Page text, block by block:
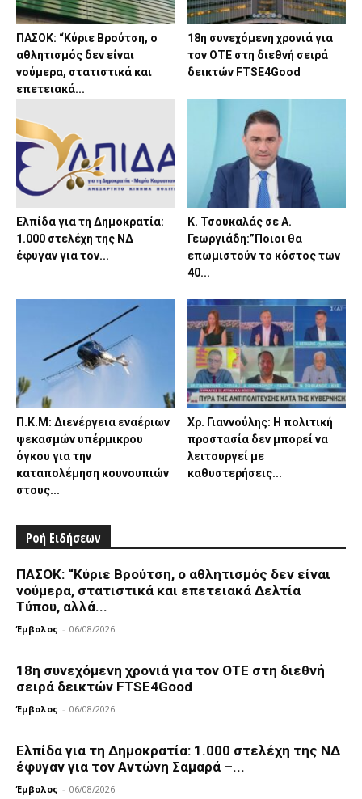
ΠΑΣΟΚ: “Κύριε Βρούτση, ο
αθλητισμός δεν είναι
νούμερα, στατιστικά και
επετειακά...
18η συνεχόμενη χρονιά για
τον ΟΤΕ στη διεθνή σειρά
δεικτών FTSE4Good
Ελπίδα για τη Δημοκρατία:
1.000 στελέχη της ΝΔ
έφυγαν για τον...
Κ. Τσουκαλάς σε Α.
Γεωργιάδη:”Ποιοι θα
επωμιστούν το κόστος των
40...
Π.Κ.Μ: Διενέργεια εναέριων
ψεκασμών υπέρμικρου
όγκου για την
καταπολέμηση κουνουπιών
στους...
Χρ. Γιαννούλης: Η πολιτική
προστασία δεν μπορεί να
λειτουργεί με
καθυστερήσεις...
Ροή Ειδήσεων
ΠΑΣΟΚ: “Κύριε Βρούτση, ο αθλητισμός δεν είναι
νούμερα, στατιστικά και επετειακά Δελτία
Τύπου, αλλά...
Έμβολος - 06/08/2026
18η συνεχόμενη χρονιά για τον ΟΤΕ στη διεθνή
σειρά δεικτών FTSE4Good
Έμβολος - 06/08/2026
Ελπίδα για τη Δημοκρατία: 1.000 στελέχη της ΝΔ
έφυγαν για τον Αντώνη Σαμαρά –...
Έμβολος - 06/08/2026